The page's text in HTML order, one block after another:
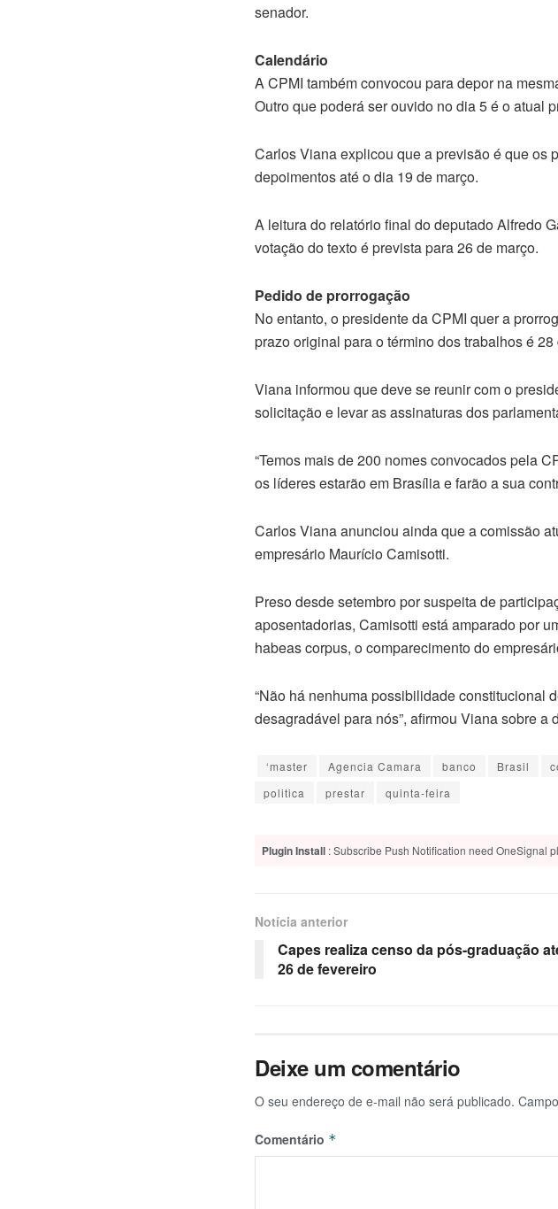
senador.
Calendário
A CPMI também convocou para depor na
Outro que poderá ser ouvido no dia 5 é o atual
Carlos Viana explicou que a previsão é que os
depoimentos até o dia 19 de março.
A leitura do relatório final do deputado Alfredo
votação do texto é prevista para 26 de março.
Pedido de prorrogação
No entanto, o presidente da CPMI quer a
prazo original para o término dos trabalhos é 28
Viana informou que deve se reunir com o
solicitação e levar as assinaturas dos
“Temos mais de 200 nomes convocados pela
os líderes estarão em Brasília e farão a sua
Carlos Viana anunciou ainda que a comissão
empresário Maurício Camisotti.
Preso desde setembro por suspeita de
aposentadorias, Camisotti está amparado por
habeas corpus, o comparecimento do
“Não há nenhuma possibilidade constitucional
desagradável para nós”, afirmou Viana sobre a
‘master Agencia Camara banco Brasil
politica
prestar quinta-feira
Plugin Install : Subscribe Push Notification need OneSignal
Notícia anterior
Capes realiza censo da pós-graduação
26 de fevereiro
Deixe um comentário
O seu endereço de e-mail não será publicado.
Comentário *